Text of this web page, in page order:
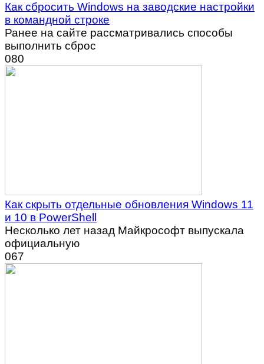
Как сбросить Windows на заводские настройки
в командной строке
Ранее на сайте рассматривались способы
выполнить сброс
080
Как скрыть отдельные обновления Windows 11
и 10 в PowerShell
Несколько лет назад Майкрософт выпускала
официальную
067